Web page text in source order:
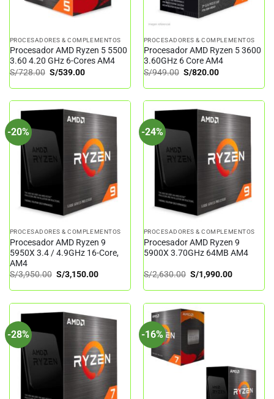
PROCESADORES & COMPLEMENTOS
Procesador AMD Ryzen 5 5500
3.60 4.20 GHz 6-Cores AM4
S/728.00 El
original
S/728.00.
S/539.00El
actual
S/539.00.
PROCESADORES & COMPLEMENTOS
Procesador AMD Ryzen 5 3600
3.60GHz 6 Core AM4
S/949.00 El
original
S/949.00.
S/820.00El
actual
S/820.00.
-20%
PROCESADORES & COMPLEMENTOS
Procesador AMD Ryzen 9
5950X 3.4 / 4.9GHz 16-Core,
AM4
S/3,950.00 El
precio
original
S/3,950.00.
S/3,150.00El
actual
S/3,150.00.
-24%
PROCESADORES & COMPLEMENTOS
Procesador AMD Ryzen 9
5900X 3.70GHz 64MB AM4
S/2,630.00 El
precio
original
S/2,630.00.
S/1,990.00El
actual
S/
-28% -16%